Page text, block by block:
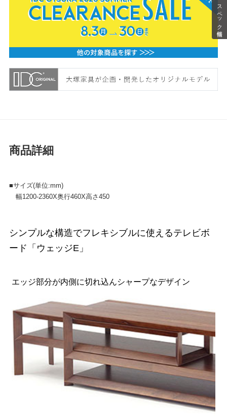
スペック情報
商品詳細
■サイズ(単位:mm)
幅1200-2360X奥行460X高さ450
シンプルな構造でフレキシブルに使えるテレビボ
ード「ウェッジE」
エッジ部分が内側に切れ込んシャープなデザイン